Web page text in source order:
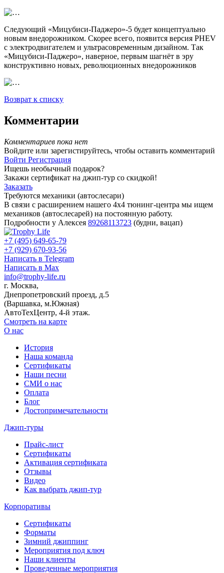
Следующий «Мицубиси-Паджеро»-5 будет концептуально
новым внедорожником. Скорее всего, появится версия PHEV
с электродвигателем и ультрасовременным дизайном. Так
«Мицубиси-Паджеро», наверное, первым шагнёт в эру
конструктивно новых, революционных внедорожников
Возврат к списку
Комментарии
Комментариев пока нет
Войдите или зарегистируйтесь, чтобы оставить комментарий
Войти Регистрация
Ищешь необычный подарок?
Закажи сертификат на джип-тур со скидкой!
Заказать
Требуются механики (автослесари)
В связи с расширением нашего 4х4 тюнинг-центра мы ищем
механиков (автослесарей) на постоянную работу.
Подробности у Алексея 89268113723 (будни, вацап)
+7 (495) 649-65-79
+7 (929) 670-93-56
Написать в Telegram
Написать в Max
info@trophy-life.ru
г. Москва,
Днепропетровский проезд, д.5
(Варшавка, м.Южная)
АвтоТехЦентр, 4-й этаж.
Смотреть на карте
О нас
История
Наша команда
Сертификаты
Наши песни
СМИ о нас
Оплата
Блог
Достопримечательности
Джип-туры
Прайс-лист
Сертификаты
Активация сертификата
Отзывы
Видео
Как выбрать джип-тур
Корпоративы
Сертификаты
Форматы
Зимний джиппинг
Мероприятия под ключ
Наши клиенты
Проведенные мероприятия